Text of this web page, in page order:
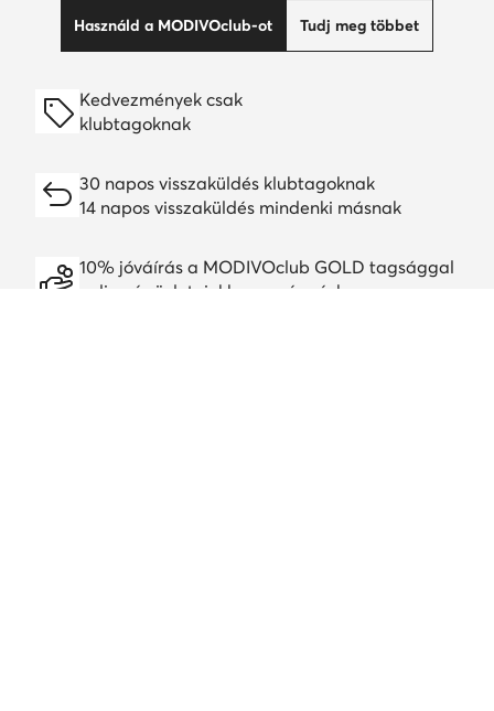
Használd a MODIVOclub-ot Tudj meg többet
Kedvezmények csak
klubtagoknak
30 napos visszaküldés klubtagoknak
14 napos visszaküldés mindenki másnak
10% jóváírás a MODIVOclub GOLD tagsággal
online és üzleteinkben, egész évben